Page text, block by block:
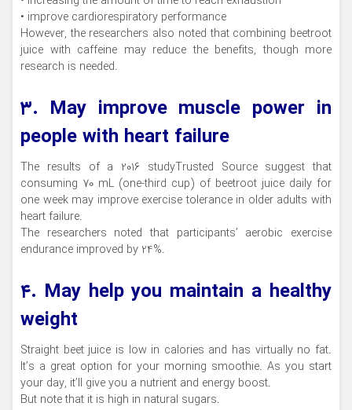
• improve cardiorespiratory performance
However, the researchers also noted that combining beetroot
juice with caffeine may reduce the benefits, though more
research is needed.
۳. May improve muscle power in
people with heart failure
The results of a 2016 studyTrusted Source suggest that
consuming 70 mL (one-third cup) of beetroot juice daily for
one week may improve exercise tolerance in older adults with
heart failure.
The researchers noted that participants’ aerobic exercise
endurance improved by 24%.
۴. May help you maintain a healthy
weight
Straight beet juice is low in calories and has virtually no fat.
It’s a great option for your morning smoothie. As you start
your day, it’ll give you a nutrient and energy boost.
But note that it is high in natural sugars.